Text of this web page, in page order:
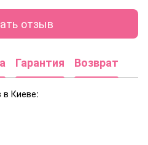
отзыв
Гарантия Возврат
в Киеве: